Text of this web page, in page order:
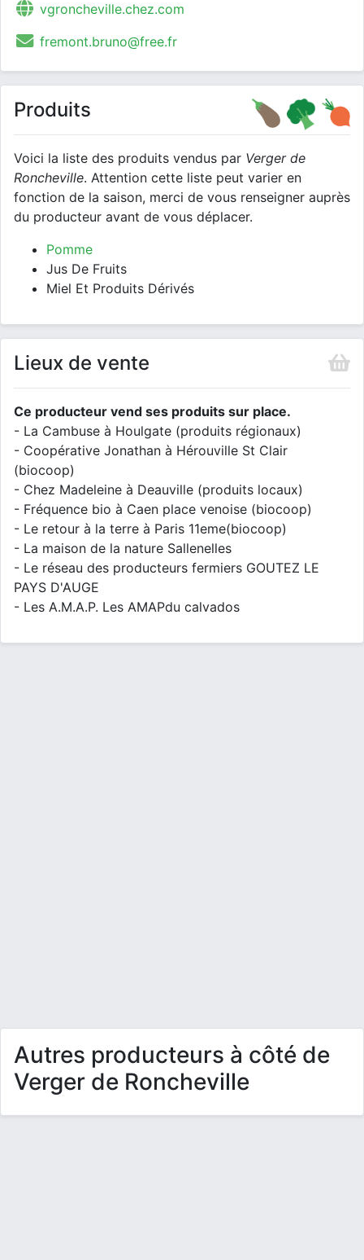
vgroncheville.chez.com
fremont.bruno@free.fr
Produits
Voici la liste des produits vendus par Verger de
Roncheville. Attention cette liste peut varier en
fonction de la saison, merci de vous renseigner auprès
du producteur avant de vous déplacer.
Pomme
Jus De Fruits
Miel Et Produits Dérivés
Lieux de vente
Ce producteur vend ses produits sur place.
- La Cambuse à Houlgate (produits régionaux)
- Coopérative Jonathan à Hérouville St Clair
(biocoop)
- Chez Madeleine à Deauville (produits locaux)
- Fréquence bio à Caen place venoise (biocoop)
- Le retour à la terre à Paris 11eme(biocoop)
- La maison de la nature Sallenelles
- Le réseau des producteurs fermiers GOUTEZ LE
PAYS D'AUGE
- Les A.M.A.P. Les AMAPdu calvados
Autres producteurs à côté de
Verger de Roncheville